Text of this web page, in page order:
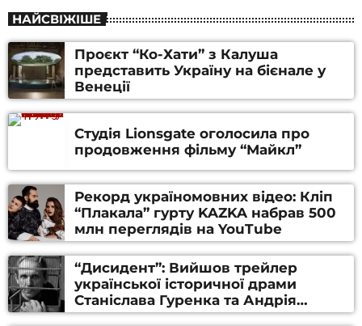
НАЙСВІЖІШЕ
Проєкт “Ко-Хати” з Калуша
представить Україну на бієнале у
Венеції
Студія Lionsgate оголосила про
продовження фільму “Майкл”
Рекорд україномовних відео: Кліп
“Плакала” гурту KAZKA набрав 500
млн переглядів на YouTube
“Дисидент”: Вийшов трейлер
української історичної драми
Станіслава Гуренка та Андрія
Алфьорова (ВІДЕО)